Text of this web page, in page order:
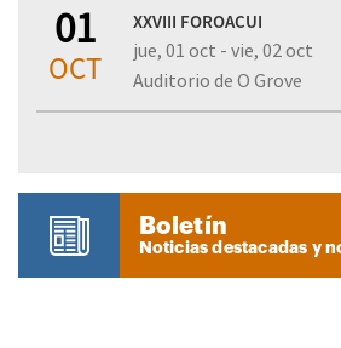
01
OCT
XXVIII FOROACUI
jue, 01 oct - vie, 02 oct
Auditorio de O Grove
Boletín
Noticias destacadas y